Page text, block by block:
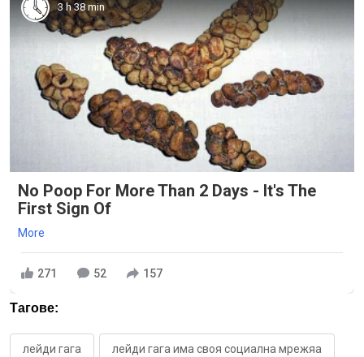
3 h 38 min
No Poop For More Than 2 Days - It's The
First Sign Of
More
271 52 157
Тагове:
лейди гага лейди гага има своя социална мрежяа